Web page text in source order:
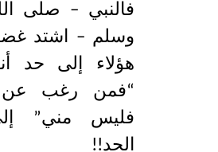
فالنبي – صلى
وسلم – اشتد
هؤلاء إلى حد
“فمن رغب
فليس مني”
الحد!!